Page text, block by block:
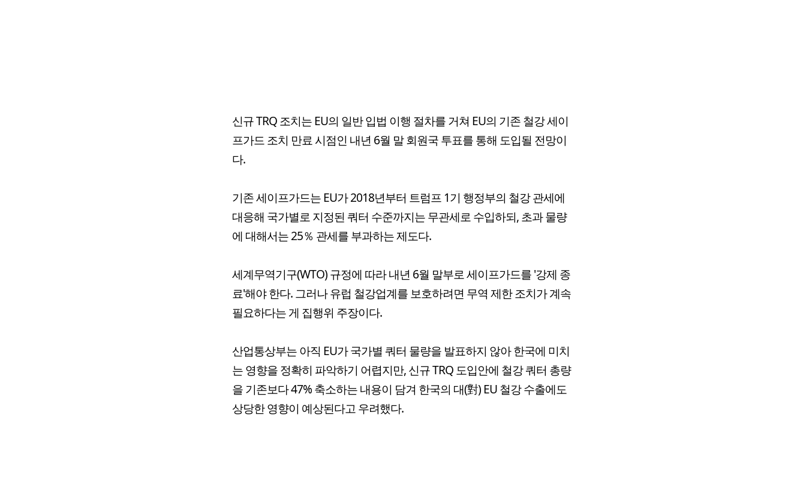
신규 TRQ 조치는 EU의 일반 입법 이행 절차를 거쳐 EU의 기존 철강 세이
프가드 조치 만료 시점인 내년 6월 말 회원국 투표를 통해 도입될 전망이
다.
기존 세이프가드는 EU가 2018년부터 트럼프 1기 행정부의 철강 관세에
대응해 국가별로 지정된 쿼터 수준까지는 무관세로 수입하되, 초과 물량
에 대해서는 25％ 관세를 부과하는 제도다.
세계무역기구(WTO) 규정에 따라 내년 6월 말부로 세이프가드를 '강제 종
료'해야 한다. 그러나 유럽 철강업계를 보호하려면 무역 제한 조치가 계속
필요하다는 게 집행위 주장이다.
산업통상부는 아직 EU가 국가별 쿼터 물량을 발표하지 않아 한국에 미치
는 영향을 정확히 파악하기 어렵지만, 신규 TRQ 도입안에 철강 쿼터 총량
을 기존보다 47% 축소하는 내용이 담겨 한국의 대(對) EU 철강 수출에도
상당한 영향이 예상된다고 우려했다.